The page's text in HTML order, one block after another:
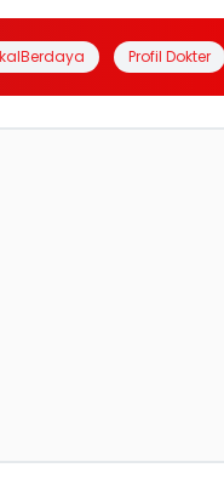
Profil Dokter